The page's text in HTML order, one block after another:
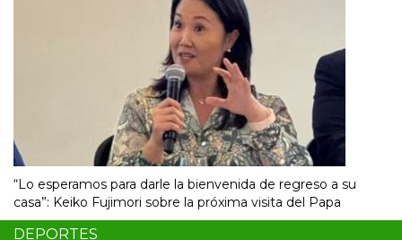
“Lo esperamos para darle la bienvenida de regreso a su
casa”: Keiko Fujimori sobre la próxima visita del Papa
DEPORTES